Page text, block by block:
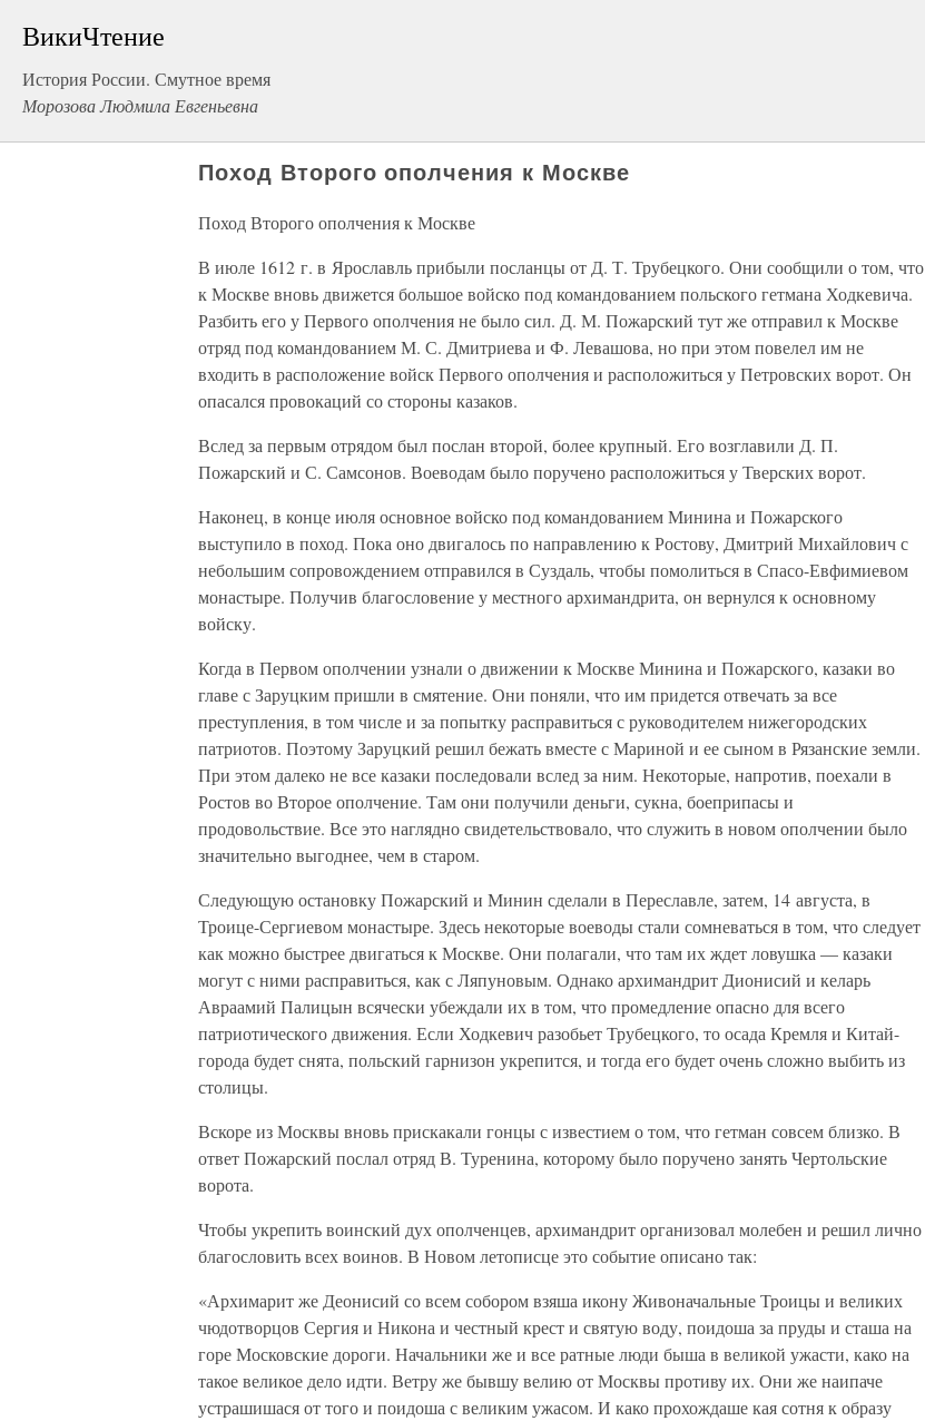
ВикиЧтение
История России. Смутное время
Морозова Людмила Евгеньевна
Поход Второго ополчения к Москве
Поход Второго ополчения к Москве
В июле 1612 г. в Ярославль прибыли посланцы от Д. Т. Трубецкого. Они сообщили о том, что
к Москве вновь движется большое войско под командованием польского гетмана Ходкевича.
Разбить его у Первого ополчения не было сил. Д. М. Пожарский тут же отправил к Москве
отряд под командованием М. С. Дмитриева и Ф. Левашова, но при этом повелел им не
входить в расположение войск Первого ополчения и расположиться у Петровских ворот. Он
опасался провокаций со стороны казаков.
Вслед за первым отрядом был послан второй, более крупный. Его возглавили Д. П.
Пожарский и С. Самсонов. Воеводам было поручено расположиться у Тверских ворот.
Наконец, в конце июля основное войско под командованием Минина и Пожарского
выступило в поход. Пока оно двигалось по направлению к Ростову, Дмитрий Михайлович с
небольшим сопровождением отправился в Суздаль, чтобы помолиться в Спасо-Евфимиевом
монастыре. Получив благословение у местного архимандрита, он вернулся к основному
войску.
Когда в Первом ополчении узнали о движении к Москве Минина и Пожарского, казаки во
главе с Заруцким пришли в смятение. Они поняли, что им придется отвечать за все
преступления, в том числе и за попытку расправиться с руководителем нижегородских
патриотов. Поэтому Заруцкий решил бежать вместе с Мариной и ее сыном в Рязанские земли.
При этом далеко не все казаки последовали вслед за ним. Некоторые, напротив, поехали в
Ростов во Второе ополчение. Там они получили деньги, сукна, боеприпасы и
продовольствие. Все это наглядно свидетельствовало, что служить в новом ополчении было
значительно выгоднее, чем в старом.
Следующую остановку Пожарский и Минин сделали в Переславле, затем, 14 августа, в
Троице-Сергиевом монастыре. Здесь некоторые воеводы стали сомневаться в том, что следует
как можно быстрее двигаться к Москве. Они полагали, что там их ждет ловушка — казаки
могут с ними расправиться, как с Ляпуновым. Однако архимандрит Дионисий и келарь
Авраамий Палицын всячески убеждали их в том, что промедление опасно для всего
патриотического движения. Если Ходкевич разобьет Трубецкого, то осада Кремля и Китай-
города будет снята, польский гарнизон укрепится, и тогда его будет очень сложно выбить из
столицы.
Вскоре из Москвы вновь прискакали гонцы с известием о том, что гетман совсем близко. В
ответ Пожарский послал отряд В. Туренина, которому было поручено занять Чертольские
ворота.
Чтобы укрепить воинский дух ополченцев, архимандрит организовал молебен и решил лично
благословить всех воинов. В Новом летописце это событие описано так:
«Архимарит же Деонисий со всем собором взяша икону Живоначальные Троицы и великих
чюдотворцов Сергия и Никона и честный крест и святую воду, поидоша за пруды и сташа на
горе Московские дороги. Начальники же и все ратные люди быша в великой ужасти, како на
такое великое дело идти. Ветру же бывшу велию от Москвы противу их. Они же наипаче
устрашишася от того и поидоша с великим ужасом. И како прохождаше кая сотня к образу